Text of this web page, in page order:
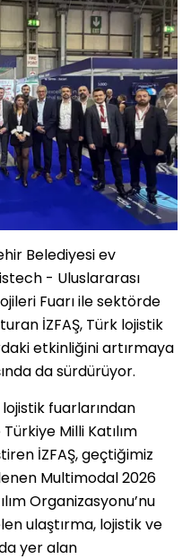
Belediyesi ev
- Uluslararası
Fuarı ile sektörde
İZFAŞ, Türk lojistik
etkinliğini artırmaya
da sürdürüyor.
fuarlarından
Milli Katılım
İZFAŞ, geçtiğimiz
Multimodal 2026
Organizasyonu’nu
ulaştırma, lojistik ve
yer alan